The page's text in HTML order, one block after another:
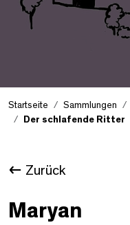
Startseite Sammlungen
Der schlafende Ritter
Zurück
Maryan